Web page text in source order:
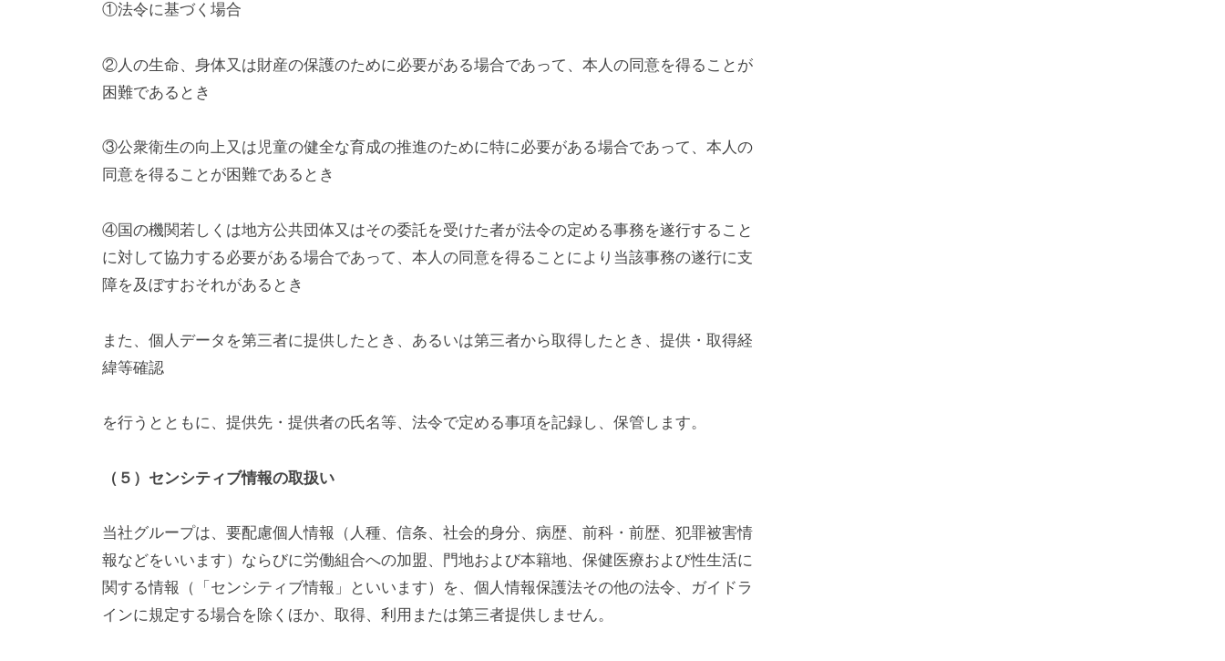
①法令に基づく場合
②人の生命、身体又は財産の保護のために必要がある場合であって、本人の同意を得ることが
困難であるとき
③公衆衛生の向上又は児童の健全な育成の推進のために特に必要がある場合であって、本人の
同意を得ることが困難であるとき
④国の機関若しくは地方公共団体又はその委託を受けた者が法令の定める事務を遂行すること
に対して協力する必要がある場合であって、本人の同意を得ることにより当該事務の遂行に支
障を及ぼすおそれがあるとき
また、個人データを第三者に提供したとき、あるいは第三者から取得したとき、提供・取得経
緯等確認
を行うとともに、提供先・提供者の氏名等、法令で定める事項を記録し、保管します。
（５）センシティブ情報の取扱い
当社グループは、要配慮個人情報（人種、信条、社会的身分、病歴、前科・前歴、犯罪被害情
報などをいいます）ならびに労働組合への加盟、門地および本籍地、保健医療および性生活に
関する情報（「センシティブ情報」といいます）を、個人情報保護法その他の法令、ガイドラ
インに規定する場合を除くほか、取得、利用または第三者提供しません。